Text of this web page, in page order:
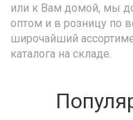
или к Вам домой, мы
оптом и в розницу по
широчайший
каталога на складе.